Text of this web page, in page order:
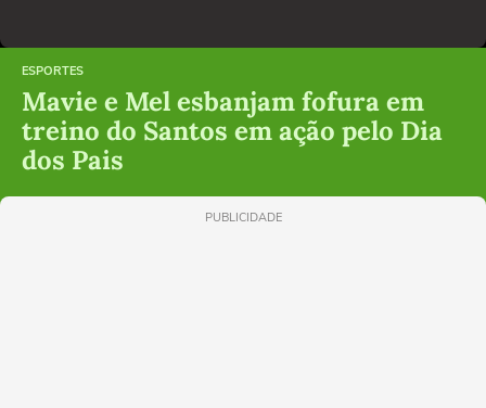
ESPORTES
Mavie e Mel esbanjam fofura em
treino do Santos em ação pelo Dia
dos Pais
PUBLICIDADE